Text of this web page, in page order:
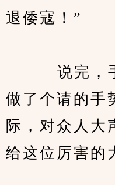
退倭寇！”
说完，手
做了个请的手
际，对众人大
给这位厉害的